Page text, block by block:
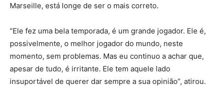
Marseille, está longe de ser o mais correto.
“Ele fez uma bela temporada, é um grande jogador. Ele é,
possivelmente, o melhor jogador do mundo, neste
momento, sem problemas. Mas eu continuo a achar que,
apesar de tudo, é irritante. Ele tem aquele lado
insuportável de querer dar sempre a sua opinião”, atirou.